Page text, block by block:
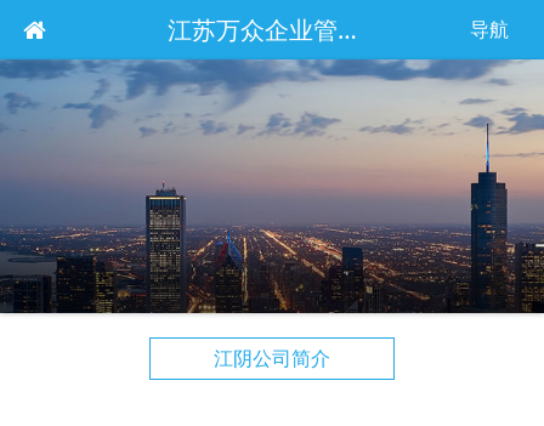
江苏万众企业管理服务集团有限公司 导航
江阴公司简介